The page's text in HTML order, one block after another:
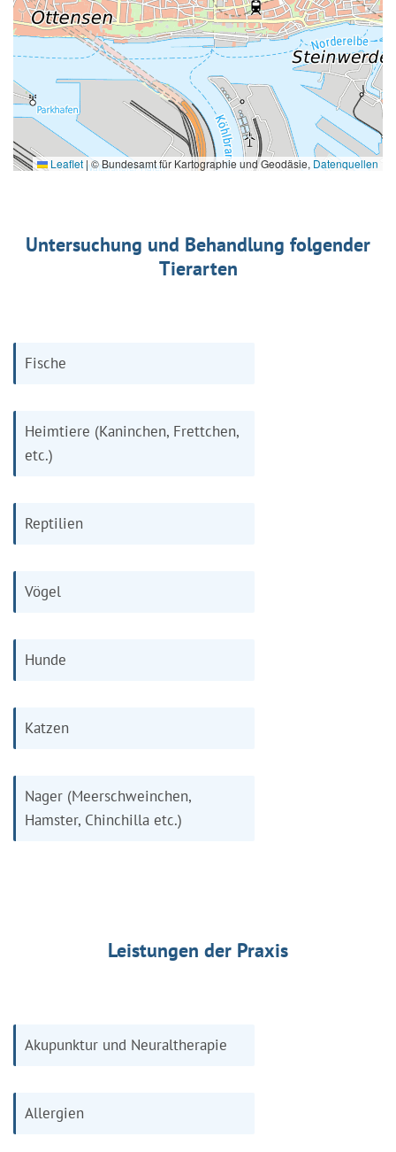
Leaflet|© Bundesamt für Kartographie und Geodäsie, Datenquellen
Untersuchung und Behandlung folgender
Tierarten
Fische
Heimtiere (Kaninchen, Frettchen,
etc.)
Reptilien
Vögel
Hunde
Katzen
Nager (Meerschweinchen,
Hamster, Chinchilla etc.)
Leistungen der Praxis
Akupunktur und Neuraltherapie
Allergien